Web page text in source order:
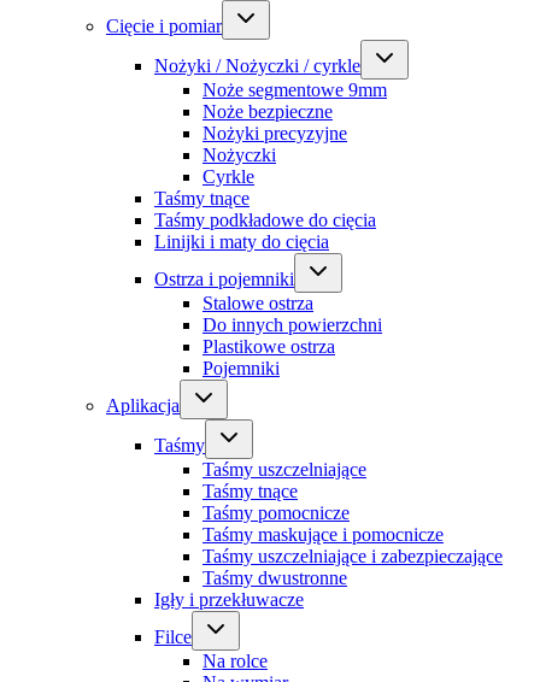
Cięcie i pomiar
Nożyki / Nożyczki / cyrkle
Noże segmentowe 9mm
Noże bezpieczne
Nożyki precyzyjne
Nożyczki
Cyrkle
Taśmy tnące
Taśmy podkładowe do cięcia
Linijki i maty do cięcia
Ostrza i pojemniki
Stalowe ostrza
Do innych powierzchni
Plastikowe ostrza
Pojemniki
Aplikacja
Taśmy
Taśmy uszczelniające
Taśmy tnące
Taśmy pomocnicze
Taśmy maskujące i pomocnicze
Taśmy uszczelniające i zabezpieczające
Taśmy dwustronne
Igły i przekłuwacze
Filce
Na rolce